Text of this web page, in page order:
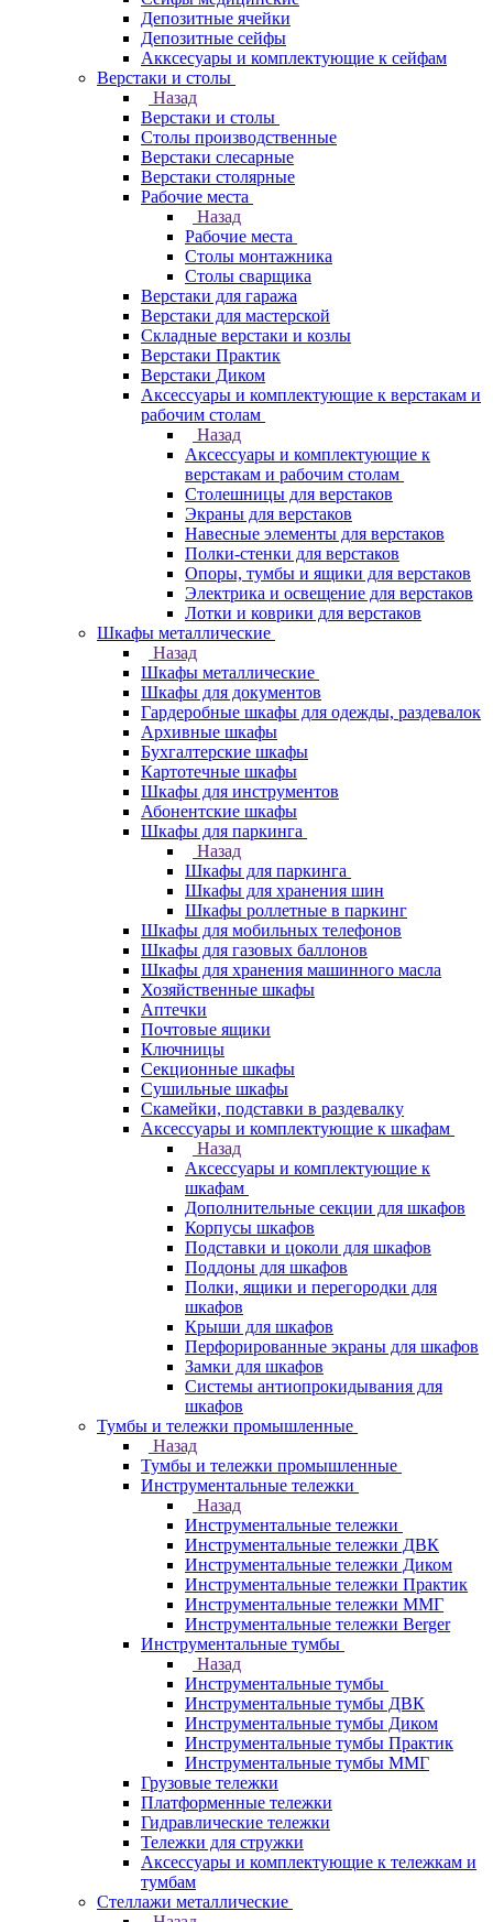
Депозитные ячейки
Депозитные сейфы
Акксесуары и комплектующие к сейфам
Верстаки и столы
Назад
Верстаки и столы
Столы производственные
Верстаки слесарные
Верстаки столярные
Рабочие места
Назад
Рабочие места
Столы монтажника
Столы сварщика
Верстаки для гаража
Верстаки для мастерской
Складные верстаки и козлы
Верстаки Практик
Верстаки Диком
Аксессуары и комплектующие к верстакам и
рабочим столам
Назад
Аксессуары и комплектующие к
верстакам и рабочим столам
Столешницы для верстаков
Экраны для верстаков
Навесные элементы для верстаков
Полки-стенки для верстаков
Опоры, тумбы и ящики для верстаков
Электрика и освещение для верстаков
Лотки и коврики для верстаков
Шкафы металлические
Назад
Шкафы металлические
Шкафы для документов
Гардеробные шкафы для одежды, раздевалок
Архивные шкафы
Бухгалтерские шкафы
Картотечные шкафы
Шкафы для инструментов
Абонентские шкафы
Шкафы для паркинга
Назад
Шкафы для паркинга
Шкафы для хранения шин
Шкафы роллетные в паркинг
Шкафы для мобильных телефонов
Шкафы для газовых баллонов
Шкафы для хранения машинного масла
Хозяйственные шкафы
Аптечки
Почтовые ящики
Ключницы
Секционные шкафы
Сушильные шкафы
Скамейки, подставки в раздевалку
Аксессуары и комплектующие к шкафам
Назад
Аксессуары и комплектующие к
шкафам
Дополнительные секции для шкафов
Корпусы шкафов
Подставки и цоколи для шкафов
Поддоны для шкафов
Полки, ящики и перегородки для
шкафов
Крыши для шкафов
Перфорированные экраны для шкафов
Замки для шкафов
Системы антиопрокидывания для
шкафов
Тумбы и тележки промышленные
Назад
Тумбы и тележки промышленные
Инструментальные тележки
Назад
Инструментальные тележки
Инструментальные тележки ДВК
Инструментальные тележки Диком
Инструментальные тележки Практик
Инструментальные тележки ММГ
Инструментальные тележки Berger
Инструментальные тумбы
Назад
Инструментальные тумбы
Инструментальные тумбы ДВК
Инструментальные тумбы Диком
Инструментальные тумбы Практик
Инструментальные тумбы ММГ
Грузовые тележки
Платформенные тележки
Гидравлические тележки
Тележки для стружки
Аксесcуары и комплектующие к тележкам и
тумбам
Стеллажи металлические